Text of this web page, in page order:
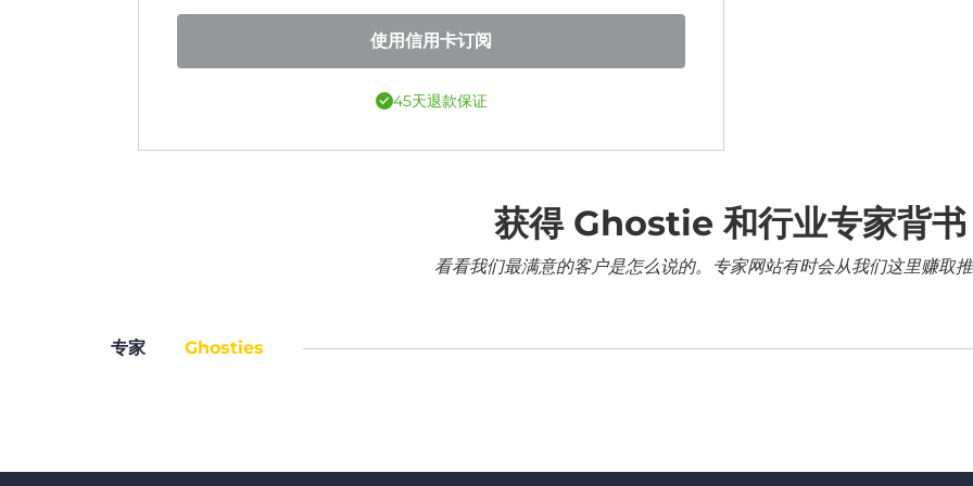
使用信用卡订阅
45天退款保证
获得 Ghostie 和行业专家背书
看看我们最满意的客户是怎么说的。专家网站有时会从我们这里赚取推
专家 Ghosties